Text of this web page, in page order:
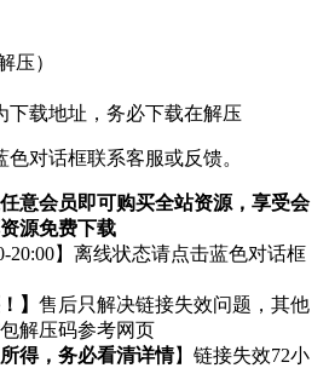
压）
下载地址，务必下载在解压
色对话框联系客服或反馈。
任意会员即可购买全站资源，享受会
源免费下载
20:00】离线状态请点击蓝色对话框
】 售后只解决链接失效问题，其他
解压码参考网页
得，务必看清详情】链接失效72小